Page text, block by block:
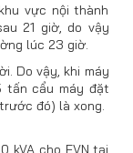
vực nội thành
21 giờ, do vậy
lúc 23 giờ.
Do vậy, khi máy
tấn cẩu máy đặt
đó) là xong.